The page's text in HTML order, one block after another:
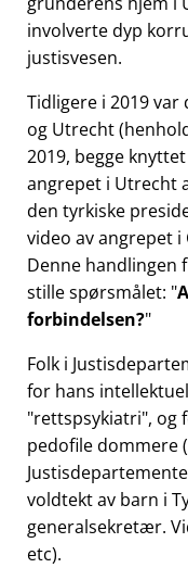
involverte dyp
justisvesen.
Tidligere i 2019
og Utrecht
2019, begge
angrepet i Utrecht
den tyrkiske
video av angrepet
Denne handlingen
stille spørsmålet:
forbindelsen?
Folk i
for hans
rettspsykiatri , og
pedofile dommere
voldtekt av barn i
generalsekretær.
etc).